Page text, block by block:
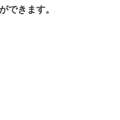
できます。